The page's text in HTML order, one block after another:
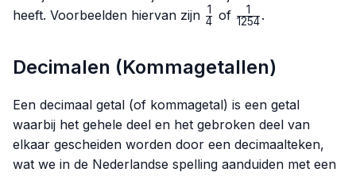
heeft. Voorbeelden hiervan zijn \frac{1}
4
1 of \frac{1}
1254
1 .
Decimalen (Kommagetallen)
Een decimaal getal (of kommagetal) is een getal
waarbij het gehele deel en het gebroken deel van
elkaar gescheiden worden door een decimaalteken,
wat we in de Nederlandse spelling aanduiden met een